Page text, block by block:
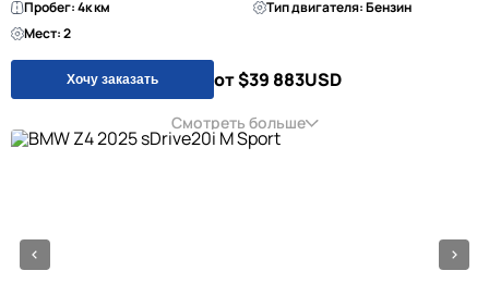
Пробег: 4к км
Тип двигателя: Бензин
Мест: 2
Хочу заказать от $39 883USD
Смотреть больше